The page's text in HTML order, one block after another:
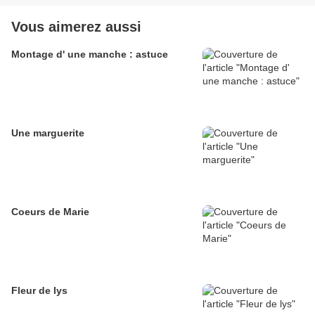
Vous aimerez aussi
Montage d' une manche : astuce
Une marguerite
Coeurs de Marie
Fleur de lys